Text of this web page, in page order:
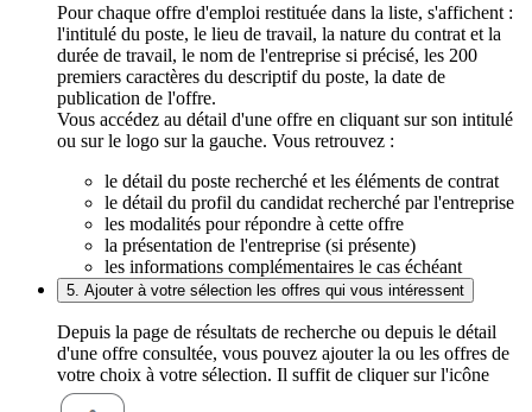
Pour chaque offre d'emploi restituée dans la liste, s'affichent :
l'intitulé du poste, le lieu de travail, la nature du contrat et la
durée de travail, le nom de l'entreprise si précisé, les 200
premiers caractères du descriptif du poste, la date de
publication de l'offre.
Vous accédez au détail d'une offre en cliquant sur son intitulé
ou sur le logo sur la gauche. Vous retrouvez :
le détail du poste recherché et les éléments de contrat
le détail du profil du candidat recherché par l'entreprise
les modalités pour répondre à cette offre
la présentation de l'entreprise (si présente)
les informations complémentaires le cas échéant
5. Ajouter à votre sélection les offres qui vous intéressent
Depuis la page de résultats de recherche ou depuis le détail
d'une offre consultée, vous pouvez ajouter la ou les offres de
votre choix à votre sélection. Il suffit de cliquer sur l'icône